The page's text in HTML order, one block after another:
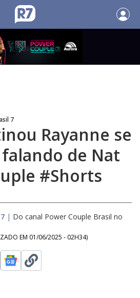
7
Rayanne se
de Nat
#Shorts
| Do canal Power Couple Brasil no
EM 01/06/2025 - 02H34)